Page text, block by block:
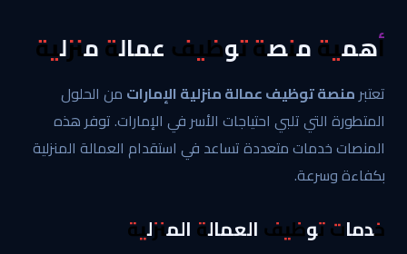
أهمية منصة توظيف عمالة منزلية
تعتبرمنصة توظيف عمالة منزلية الإمارات من الحلول
المتطورة التي تلبي احتياجات الأسر في الإمارات. توفر هذه
المنصات خدمات متعددة تساعد في استقدام العمالة المنزلية
بكفاءة وسرعة.
خدمات توظيف العمالة المنزلية